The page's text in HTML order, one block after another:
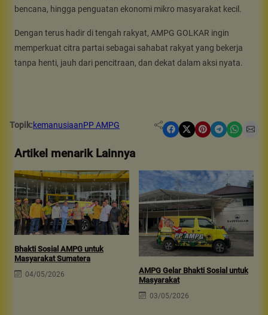
bencana, hingga penguatan ekonomi mikro masyarakat kecil.
Dengan terus hadir di tengah rakyat, AMPG GOLKAR ingin
memperkuat citra partai sebagai sahabat rakyat yang bekerja
tanpa henti, jauh dari pencitraan, dan dekat dalam aksi nyata.
Topik:kemanusiaanPP AMPG Share on Facebook Share on X Share on Pinterest Share on Telegram Share on WhatsApp Share on Email
Artikel menarik Lainnya
Bhakti Sosial AMPG untuk
Masyarakat Sumatera
04/05/2026
AMPG Gelar Bhakti Sosial untuk
Masyarakat
03/05/2026